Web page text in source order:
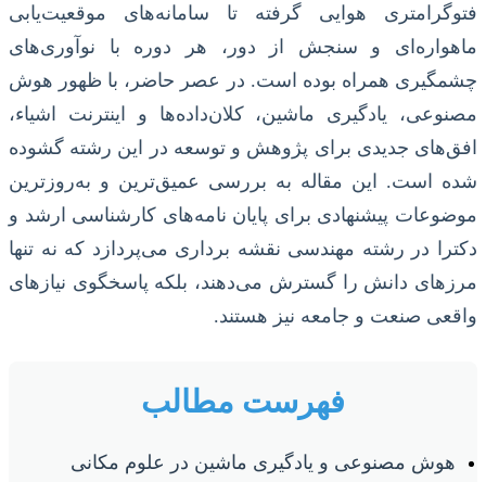
فتوگرامتری هوایی گرفته تا سامانه‌های موقعیت‌یابی
ماهواره‌ای و سنجش از دور، هر دوره با نوآوری‌های
چشمگیری همراه بوده است. در عصر حاضر، با ظهور هوش
مصنوعی، یادگیری ماشین، کلان‌داده‌ها و اینترنت اشیاء،
افق‌های جدیدی برای پژوهش و توسعه در این رشته گشوده
شده است. این مقاله به بررسی عمیق‌ترین و به‌روزترین
موضوعات پیشنهادی برای پایان نامه‌های کارشناسی ارشد و
دکترا در رشته مهندسی نقشه برداری می‌پردازد که نه تنها
مرزهای دانش را گسترش می‌دهند، بلکه پاسخگوی نیازهای
واقعی صنعت و جامعه نیز هستند.
فهرست مطالب
هوش مصنوعی و یادگیری ماشین در علوم مکانی